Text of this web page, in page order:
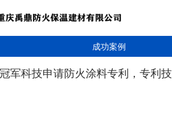
成功案例
军科技申请防火涂料专利，专利技